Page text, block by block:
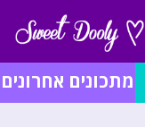
מתכונים אחרונים